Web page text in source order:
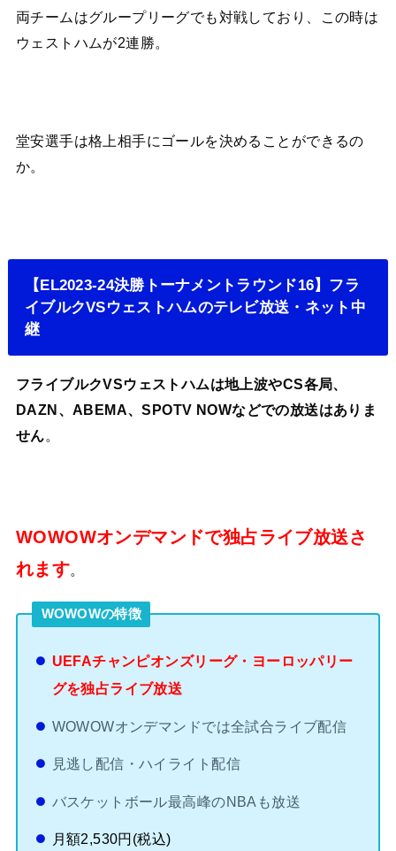
両チームはグループリーグでも対戦しており、この時は
ウェストハムが2連勝。
堂安選手は格上相手にゴールを決めることができるの
か。
【EL2023-24決勝トーナメントラウンド16】フラ
イブルクVSウェストハムのテレビ放送・ネット中
継
フライブルクVSウェストハムは地上波やCS各局、
DAZN、ABEMA、SPOTV NOWなどでの放送はありま
せん。
WOWOWオンデマンドで独占ライブ放送さ
れます
WOWOWの特徴
UEFAチャンピオンズリーグ・ヨーロッパリー
グを独占ライブ放送
WOWOWオンデマンドでは全試合ライブ配信
見逃し配信・ハイライト配信
バスケットボール最高峰のNBAも放送
月額2,530円(税込)